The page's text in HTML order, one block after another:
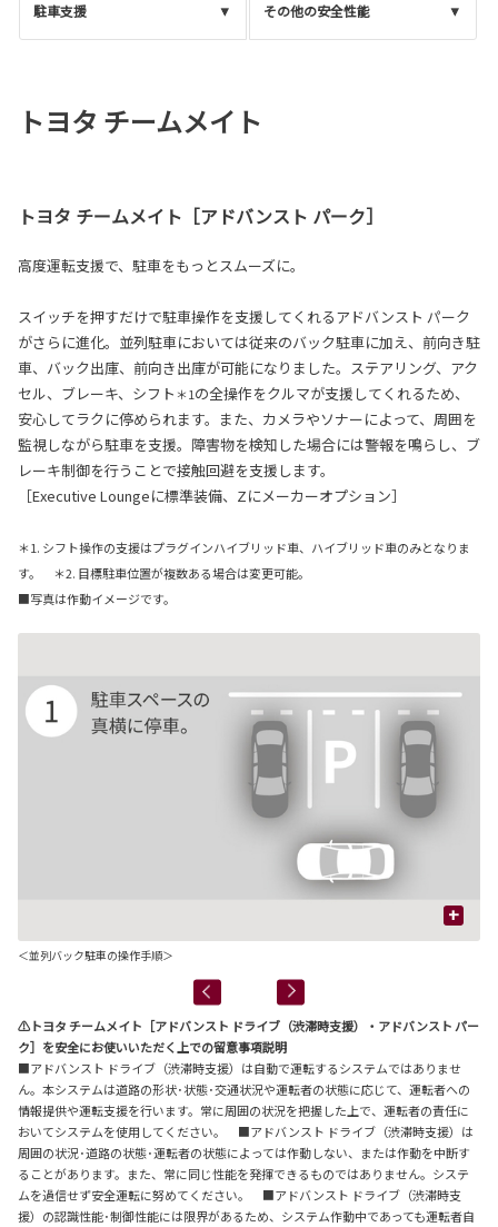
駐車支援 その他の安全性能
トヨタ チームメイト
トヨタ チームメイト［アドバンスト パーク］
高度運転支援で、駐車をもっとスムーズに。
スイッチを押すだけで駐車操作を支援してくれるアドバンスト パーク
がさらに進化。並列駐車においては従来のバック駐車に加え、前向き駐
車、バック出庫、前向き出庫が可能になりました。ステアリング、アク
セル、ブレーキ、シフト ＊1の全操作をクルマが支援してくれるため、
安心してラクに停められます。また、カメラやソナーによって、周囲を
監視しながら駐車を支援。障害物を検知した場合には警報を鳴らし、ブ
レーキ制御を行うことで接触回避を支援します。
［Executive Loungeに標準装備、Zにメーカーオプション］
＊1. シフト操作の支援はプラグインハイブリッド車、ハイブリッド車のみとなりま
す。 ＊2. 目標駐車位置が複数ある場合は変更可能。
■写真は作動イメージです。
+
＜並列バック駐車の操作手順＞
⚠トヨタ チームメイト［アドバンスト ドライブ（渋滞時支援）・アドバンスト パー
ク］を安全にお使いいただく上での留意事項説明
■アドバンスト ドライブ（渋滞時支援）は自動で運転するシステムではありませ
ん。本システムは道路の形状･状態･交通状況や運転者の状態に応じて、運転者への
情報提供や運転支援を行います。常に周囲の状況を把握した上で、運転者の責任に
おいてシステムを使用してください。 ■アドバンスト ドライブ（渋滞時支援）は
周囲の状況･道路の状態･運転者の状態によっては作動しない、または作動を中断す
ることがあります。また、常に同じ性能を発揮できるものではありません。システ
ムを過信せず安全運転に努めてください。 ■アドバンスト ドライブ（渋滞時支
援）の認識性能･制御性能には限界があるため、システム作動中であっても運転者自